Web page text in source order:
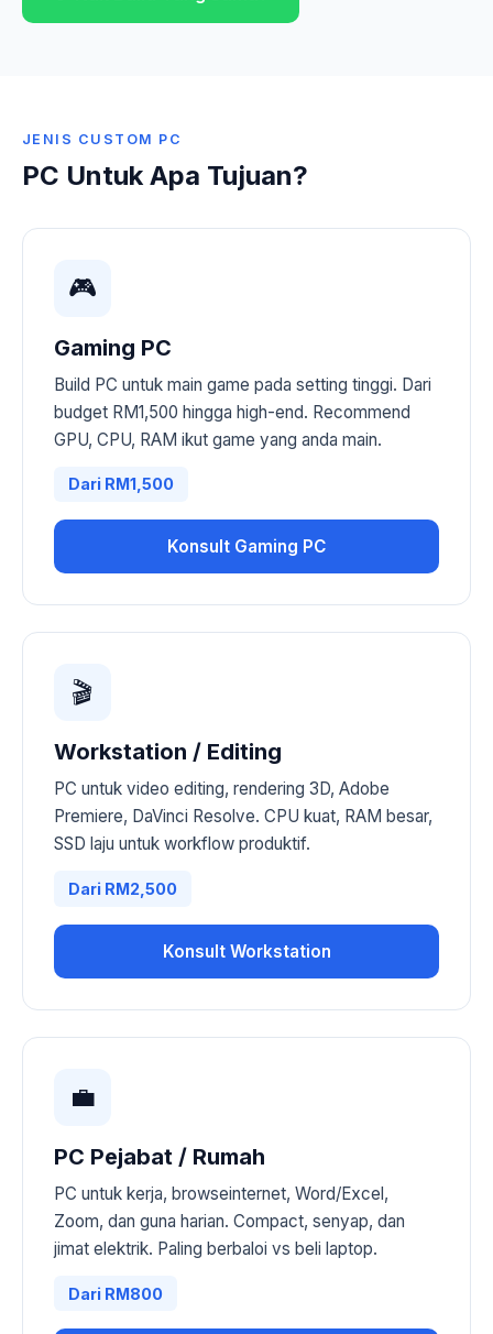
JENIS CUSTOM PC
PC Untuk Apa Tujuan?
🎮
Gaming PC
Build PC untuk main game pada setting tinggi. Dari
budget RM1,500 hingga high-end. Recommend
GPU, CPU, RAM ikut game yang anda main.
Dari RM1,500
Konsult Gaming PC
🎬
Workstation / Editing
PC untuk video editing, rendering 3D, Adobe
Premiere, DaVinci Resolve. CPU kuat, RAM besar,
SSD laju untuk workflow produktif.
Dari RM2,500
Konsult Workstation
💼
PC Pejabat / Rumah
PC untuk kerja, browseinternet, Word/Excel,
Zoom, dan guna harian. Compact, senyap, dan
jimat elektrik. Paling berbaloi vs beli laptop.
Dari RM800